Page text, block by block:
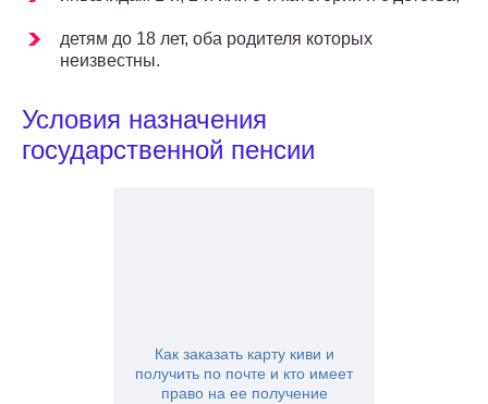
детям до 18 лет, оба родителя которых
неизвестны.
Условия назначения
государственной пенсии
Как заказать карту киви и
получить по почте и кто имеет
право на ее получение